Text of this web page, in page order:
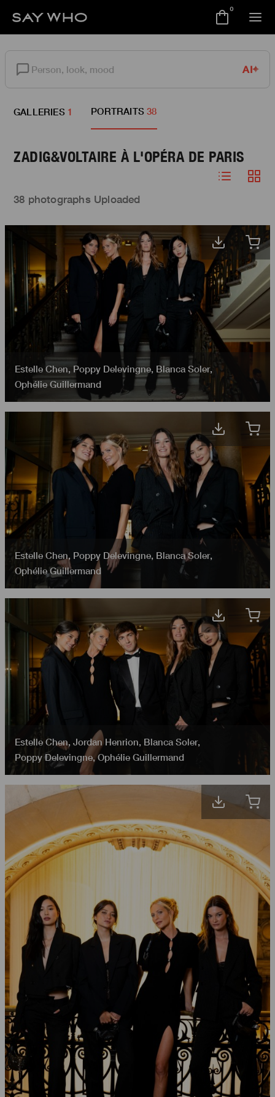
0
AI
GALLERIES1 PORTRAITS 38
ZADIG&VOLTAIRE À L'OPÉRA DE PARIS
38 photographs Uploaded
Estelle Chen, Poppy Delevingne, Blanca Soler,
Ophélie Guillermand
Estelle Chen, Poppy Delevingne, Blanca Soler,
Ophélie Guillermand
Estelle Chen, Jordan Henrion, Blanca Soler,
Poppy Delevingne,Ophélie Guillermand